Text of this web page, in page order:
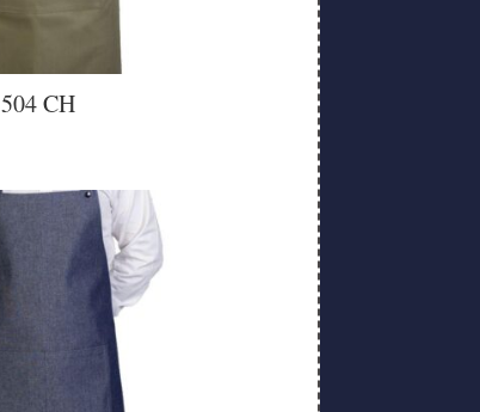
504 CH